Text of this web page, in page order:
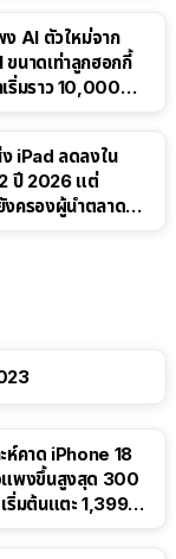
ง AI ตัวใหม่จาก
นาดเท่าลูกฮอกกี้
เริ่มราว 10,000
iPad ลดลงใน
ปี 2026 แต่
ครองผู้นำตลาด
ะห์คาด iPhone 18
แพงขึ้นสูงสุด 300
ริ่มต้นแตะ 1,399